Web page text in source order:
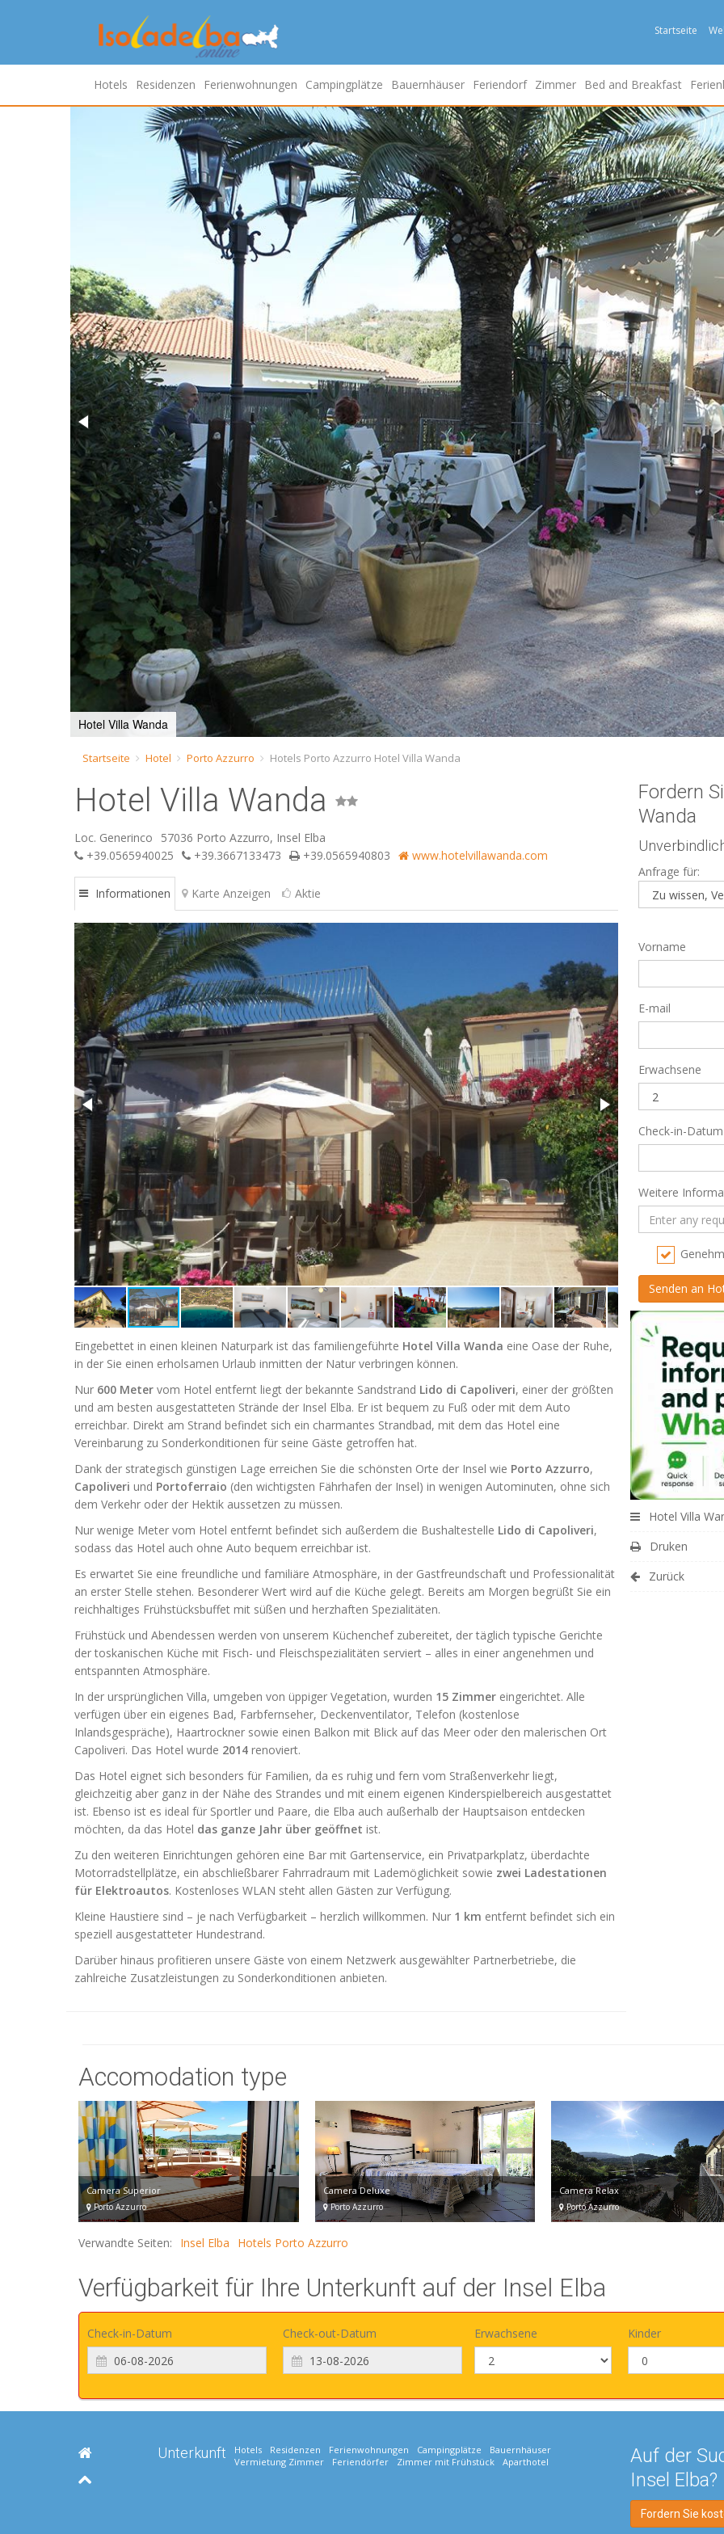
Startseite
Hotels Residenzen Ferienwohnungen Campingplätze Bauernhäuser Feriendorf Zimmer Bed and Breakfast
Hotel Villa Wanda
Startseite Hotel Porto Azzurro Hotels Porto Azzurro Hotel Villa Wanda
Hotel Villa Wanda
Loc. Generinco
57036 Porto Azzurro, Insel Elba
+39.0565940025
+39.3667133473 +39.0565940803 www.hotelvillawanda.com
Informationen Karte Anzeigen Aktie
Eingebettet in einen kleinen Naturpark ist das familiengeführte Hotel Villa Wanda eine Oase der Ruhe,
in der Sie einen erholsamen Urlaub inmitten der Natur verbringen können.
Nur 600 Meter vom Hotel entfernt liegt der bekannte Sandstrand Lido di Capoliveri, einer der größten
und am besten ausgestatteten Strände der Insel Elba. Er ist bequem zu Fuß oder mit dem Auto
erreichbar. Direkt am Strand befindet sich ein charmantes Strandbad, mit dem das Hotel eine
Vereinbarung zu Sonderkonditionen für seine Gäste getroffen hat.
Dank der strategisch günstigen Lage erreichen Sie die schönsten Orte der Insel wie Porto Azzurro,
Capoliveri und Portoferraio (den wichtigsten Fährhafen der Insel) in wenigen Autominuten, ohne sich
dem Verkehr oder der Hektik aussetzen zu müssen.
Nur wenige Meter vom Hotel entfernt befindet sich außerdem die Bushaltestelle Lido di Capoliveri,
sodass das Hotel auch ohne Auto bequem erreichbar ist.
Es erwartet Sie eine freundliche und familiäre Atmosphäre, in der Gastfreundschaft und Professionalität
an erster Stelle stehen. Besonderer Wert wird auf die Küche gelegt. Bereits am Morgen begrüßt Sie ein
reichhaltiges Frühstücksbuffet mit süßen und herzhaften Spezialitäten.
Frühstück und Abendessen werden von unserem Küchenchef zubereitet, der täglich typische Gerichte
der toskanischen Küche mit Fisch- und Fleischspezialitäten serviert – alles in einer angenehmen und
entspannten Atmosphäre.
In der ursprünglichen Villa, umgeben von üppiger Vegetation, wurden 15 Zimmer eingerichtet. Alle
verfügen über ein eigenes Bad, Farbfernseher, Deckenventilator, Telefon (kostenlose
Inlandsgespräche), Haartrockner sowie einen Balkon mit Blick auf das Meer oder den malerischen Ort
Capoliveri. Das Hotel wurde 2014 renoviert.
Das Hotel eignet sich besonders für Familien, da es ruhig und fern vom Straßenverkehr liegt,
gleichzeitig aber ganz in der Nähe des Strandes und mit einem eigenen Kinderspielbereich ausgestattet
ist. Ebenso ist es ideal für Sportler und Paare, die Elba auch außerhalb der Hauptsaison entdecken
möchten, da das Hotel das ganze Jahr über geöffnet ist.
Zu den weiteren Einrichtungen gehören eine Bar mit Gartenservice, ein Privatparkplatz, überdachte
Motorradstellplätze, ein abschließbarer Fahrradraum mit Lademöglichkeit sowie zwei Ladestationen
für Elektroautos. Kostenloses WLAN steht allen Gästen zur Verfügung.
Kleine Haustiere sind – je nach Verfügbarkeit – herzlich willkommen. Nur 1 km entfernt befindet sich ein
speziell ausgestatteter Hundestrand.
Darüber hinaus profitieren unsere Gäste von einem Netzwerk ausgewählter Partnerbetriebe, die
zahlreiche Zusatzleistungen zu Sonderkonditionen anbieten.
Fordern
Wanda
Anfrage für:
Vorname
E-mail
Erwachsene
Check-in-Datum
Weitere
Hotel Villa
Druken
Zurück
Accomodation type
Camera Superior
Porto Azzurro
Camera Deluxe
Porto Azzurro
Camera Relax
Porto Azzurro
Verwandte Seiten: Insel Elba Hotels Porto Azzurro
Verfügbarkeit für Ihre Unterkunft auf der Insel Elba
Check-in-Datum Check-out-Datum Erwachsene Kinder
Unterkunft Hotels Residenzen Ferienwohnungen Campingplätze
Bauernhäuser
Vermietung Zimmer
Feriendörfer Zimmer mit Frühstück Aparthotel
Auf der
Insel Elba?
Fordern Sie